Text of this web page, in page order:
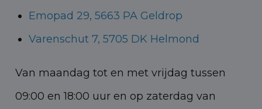
Emopad 29, 5663 PA Geldrop
Varenschut 7, 5705 DK Helmond
Van maandag tot en met vrijdag tussen
09:00 en 18:00 uur en op zaterdag van